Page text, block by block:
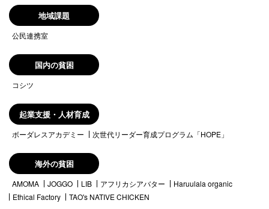
地域課題
公民連携室
国内の貧困
コシツ
起業支援・人材育成
ボーダレスアカデミー 次世代リーダー育成プログラム「HOPE」
海外の貧困
AMOMA JOGGO LIB アフリカシアバター
Haruulala organic
Ethical Factory
TAO's NATIVE CHICKEN